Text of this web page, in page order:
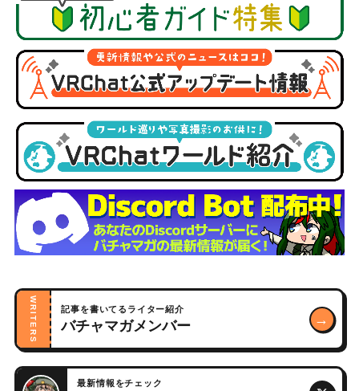
WRITERS 記事を書いてるライター紹介
バチャマガメンバー →
最新情報をチェック